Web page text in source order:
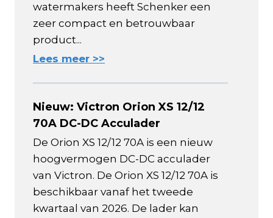
watermakers heeft Schenker een
zeer compact en betrouwbaar
product...
Lees meer >>
Nieuw: Victron Orion XS 12/12
70A DC-DC Acculader
De Orion XS 12/12 70A is een nieuw
hoogvermogen DC-DC acculader
van Victron. De Orion XS 12/12 70A is
beschikbaar vanaf het tweede
kwartaal van 2026. De lader kan